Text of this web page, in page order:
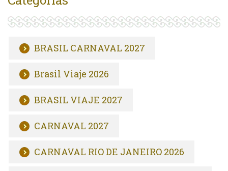
BRASIL CARNAVAL 2027
Brasil Viaje 2026
BRASIL VIAJE 2027
CARNAVAL 2027
CARNAVAL RIO DE JANEIRO 2026